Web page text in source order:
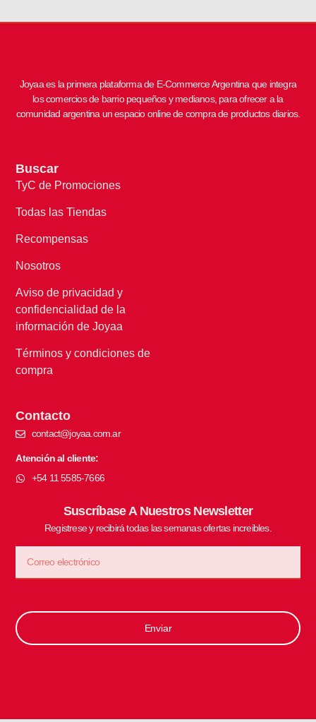
Joyaa es la primera plataforma de E-Commerce Argentina que integra
los comercios de barrio pequeños y medianos, para ofrecer a la
comunidad argentina un espacio online de compra de productos diarios.
Buscar
TyC de Promociones
Todas las Tiendas
Recompensas
Nosotros
Aviso de privacidad y
confidencialidad de la
información de Joyaa
Términos y condiciones de
compra
Contacto
contact@joyaa.com.ar
Atención al cliente:
+54 11 5585-7666
Suscríbase A Nuestros Newsletter
Registrese y recibirá todas las semanas ofertas increibles.
Enviar